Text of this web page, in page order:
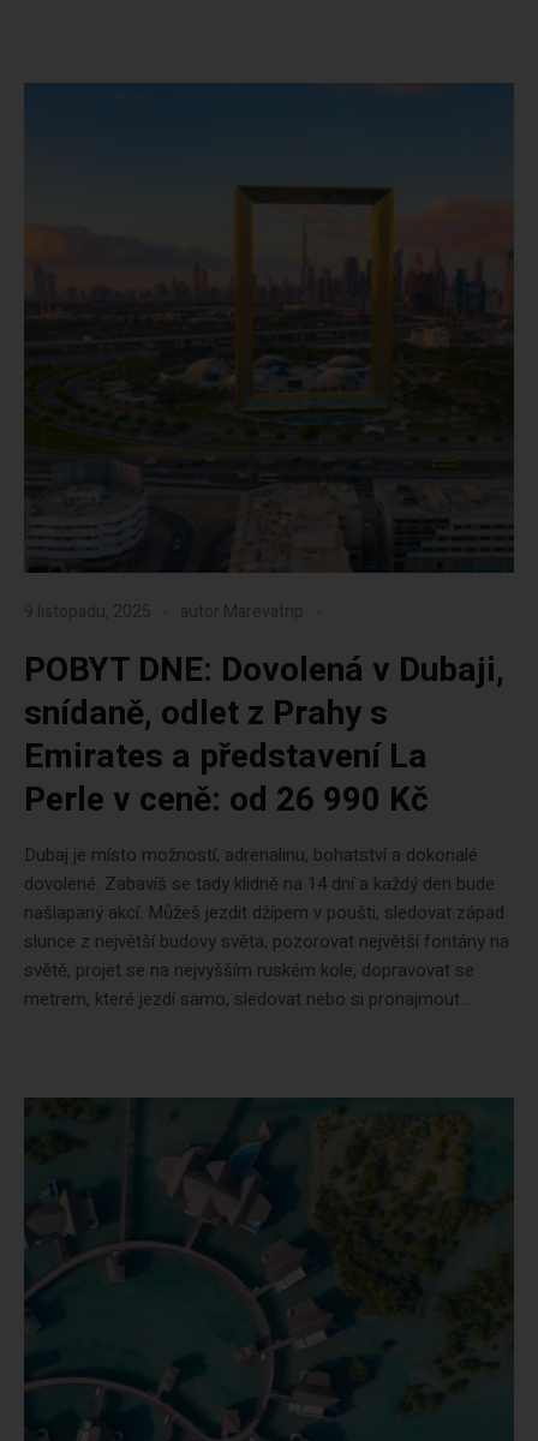
9 listopadu, 2025 autor Marevatrip
POBYT DNE: Dovolená v Dubaji,
snídaně, odlet z Prahy s
Emirates a představení La
Perle v ceně: od 26 990 Kč
Dubaj je místo možností, adrenalinu, bohatství a dokonalé
dovolené. Zabavíš se tady klidně na 14 dní a každý den bude
našlapaný akcí. Můžeš jezdit džípem v poušti, sledovat západ
slunce z největší budovy světa, pozorovat největší fontány na
světě, projet se na nejvyšším ruském kole, dopravovat se
metrem, které jezdí samo, sledovat nebo si pronajmout...